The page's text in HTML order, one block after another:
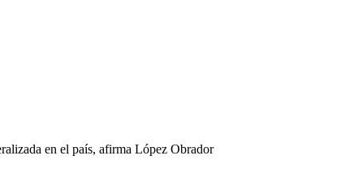
en el país, afirma López Obrador